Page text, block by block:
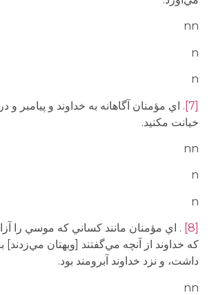
nn
n
n
[7]
. اي مؤمنان آگاهانه به خداوند و پيامبر و
خيانت مكنيد.
nn
n
n
. اي مؤمنان مانند كساني كه موسي را
كه خداوند از آنچه مي‌گفتند [وبهتان
داشت، و نزد خداوند آبرومند بود.
nn